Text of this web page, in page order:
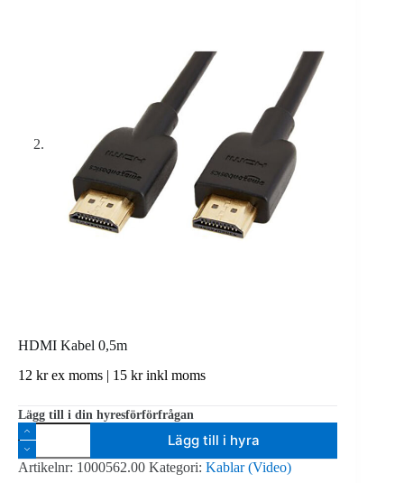
HDMI Kabel 0,5m
12 krex moms | 15 krinkl moms
Lägg till i din hyresförförfrågan
HDMI
Kabel
0,5m
mängd
Lägg till i hyra
Artikelnr: 1000562.00 Kategori: Kablar (Video)